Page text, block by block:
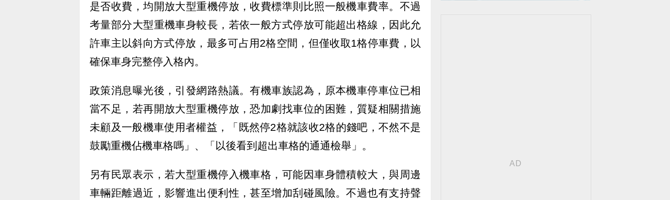
是否收費，均開放大型重機停放，收費標準則比照一般機車費率。不過
考量部分大型重機車身較長，若依一般方式停放可能超出格線，因此允
許車主以斜向方式停放，最多可占用2格空間，但僅收取1格停車費，以
確保車身完整停入格內。
政策消息曝光後，引發網路熱議。有機車族認為，原本機車停車位已相
當不足，若再開放大型重機停放，恐加劇找車位的困難，質疑相關措施
未顧及一般機車使用者權益，「既然停2格就該收2格的錢吧，不然不是
鼓勵重機佔機車格嗎」、「以後看到超出車格的通通檢舉」。
另有民眾表示，若大型重機停入機車格，可能因車身體積較大，與周邊
車輛距離過近，影響進出便利性，甚至增加刮碰風險。不過也有支持聲